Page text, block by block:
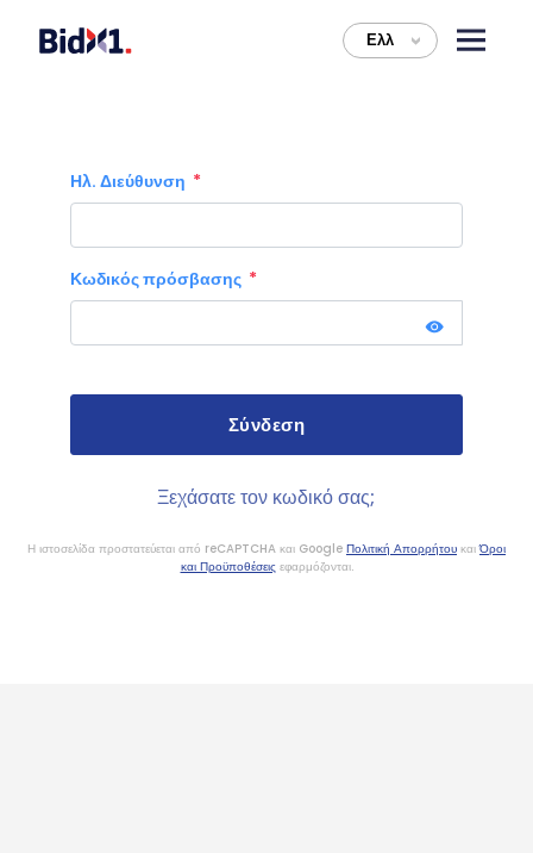
Ελλ >
Ηλ. Διεύθυνση
Κωδικός πρόσβασης
Ξεχάσατε τον κωδικό σας;
Η ιστοσελίδα προστατεύεται από reCAPTCHA και Google Πολιτική Απορρήτου καιΌροι
και Προϋποθέσειςεφαρμόζονται.